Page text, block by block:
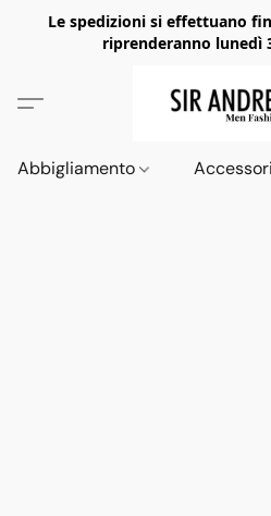
Le spedizioni si effettuano
riprenderanno lunedì
Abbigliamento Accessori